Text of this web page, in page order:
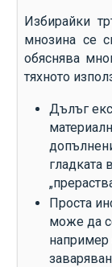
Избирайки
мнозина се
обяснява
тяхното
Дълъг
гладката
Проста
може да
например